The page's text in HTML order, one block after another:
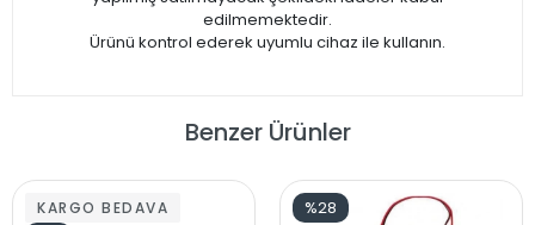
edilmemektedir.
​​​​​​​Ürünü kontrol ederek uyumlu cihaz ile kullanın.
Benzer Ürünler
KARGO BEDAVA %28